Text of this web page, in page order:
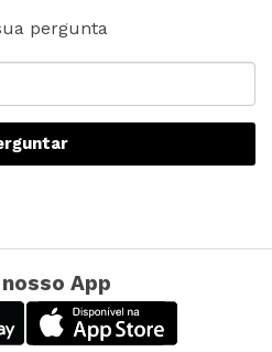
pergunta
App